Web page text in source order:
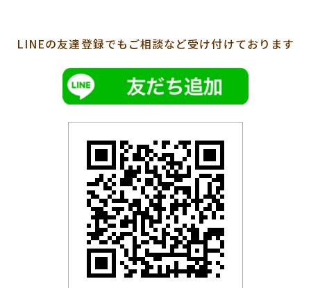
LINEの友達登録でも ご相談など受け付けております